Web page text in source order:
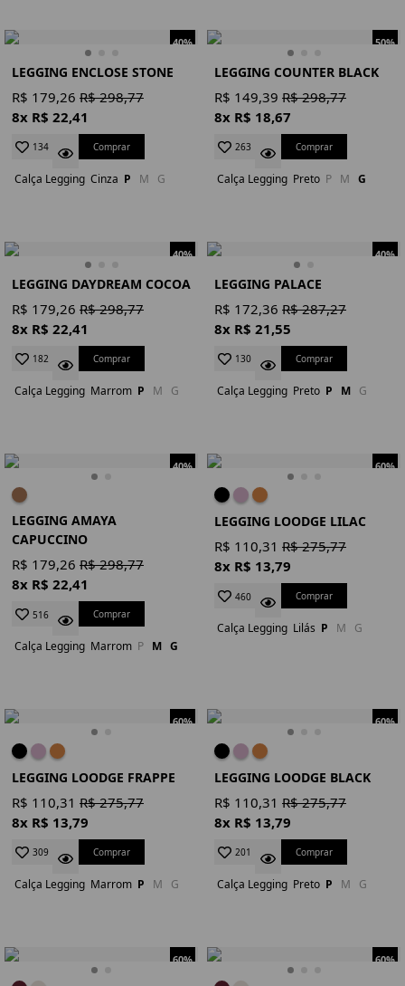
40%
LEGGING ENCLOSE STONE
R$ 179,26 R$ 298,77
8x R$ 22,41
134 Comprar
Calça Legging Cinza P M G
50%
LEGGING COUNTER BLACK
R$ 149,39 R$ 298,77
8x R$ 18,67
263 Comprar
Calça Legging Preto P M G
40%
LEGGING DAYDREAM COCOA
R$ 179,26 R$ 298,77
8x R$ 22,41
182 Comprar
Calça Legging Marrom P M G
40%
LEGGING PALACE
R$ 172,36 R$ 287,27
8x R$ 21,55
130 Comprar
Calça Legging Preto P M G
40%
LEGGING AMAYA
CAPUCCINO
R$ 179,26 R$ 298,77
8x R$ 22,41
516 Comprar
Calça Legging Marrom P M G
60%
LEGGING LOODGE LILAC
R$ 110,31 R$ 275,77
8x R$ 13,79
460 Comprar
Calça Legging Lilás P M G
60%
LEGGING LOODGE FRAPPE
R$ 110,31 R$ 275,77
8x R$ 13,79
309 Comprar
Calça Legging Marrom P M G
60%
LEGGING LOODGE BLACK
R$ 110,31 R$ 275,77
8x R$ 13,79
201 Comprar
Calça Legging Preto P M G
60% 60%